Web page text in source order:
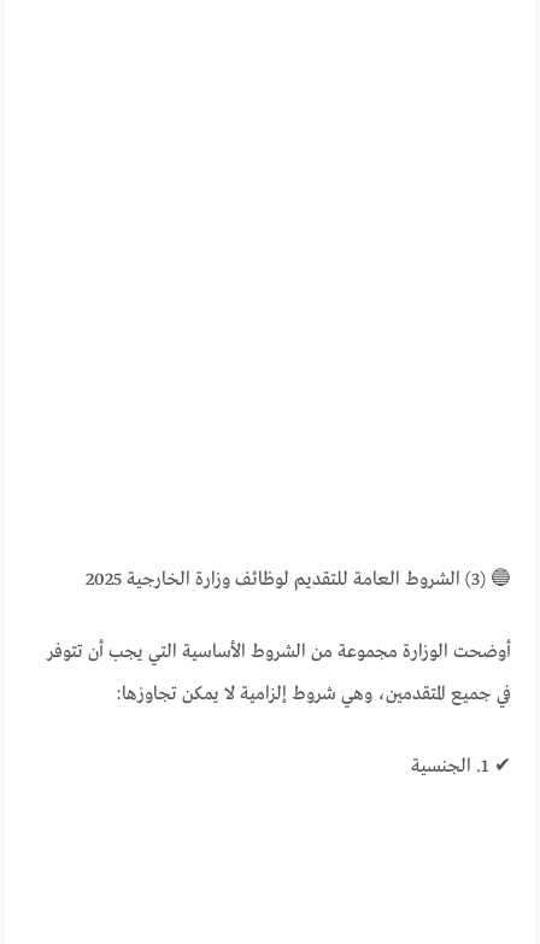
🔵 (3) الشروط العامة للتقديم لوظائف وزارة الخارجية 2025
أوضحت الوزارة مجموعة من الشروط الأساسية التي يجب أن تتوفر
في جميع المتقدمين، وهي شروط إلزامية لا يمكن تجاوزها:
✔ 1. الجنسية